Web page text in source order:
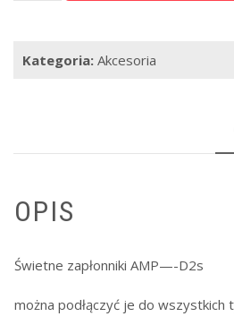
Kategoria: Akcesoria
OPIS
Świetne zapłonniki AMP—-D2s
można podłączyć je do